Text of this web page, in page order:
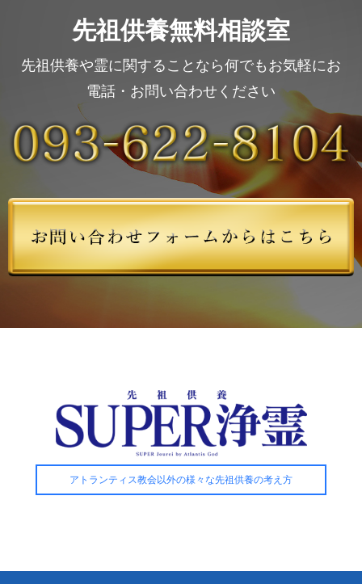
先祖供養無料相談室
先祖供養や霊に関することなら何でもお気軽にお
電話・お問い合わせください
アトランティス教会以外の様々な先祖供養の考え方